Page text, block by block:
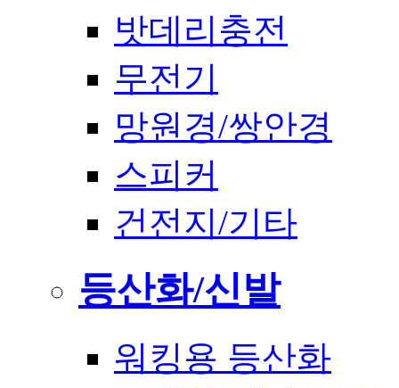
밧데리충전
무전기
망원경/쌍안경
스피커
건전지/기타
등산화/신발
워킹용 등산화